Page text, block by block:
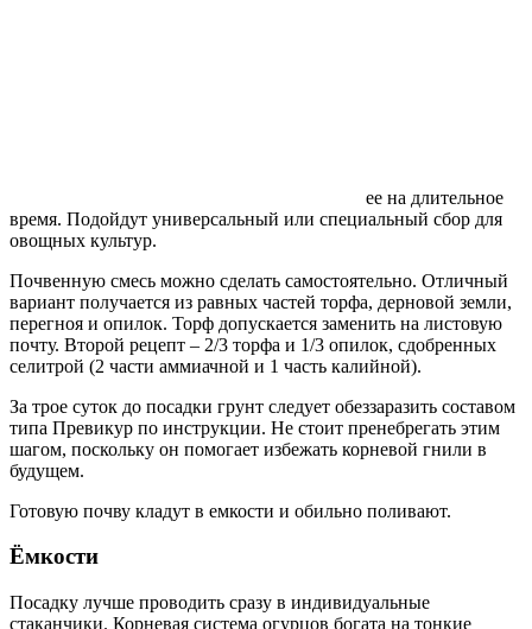
ее на длительное
время. Подойдут универсальный или специальный сбор для
овощных культур.
Почвенную смесь можно сделать самостоятельно. Отличный
вариант получается из равных частей торфа, дерновой земли,
перегноя и опилок. Торф допускается заменить на листовую
почту. Второй рецепт – 2/3 торфа и 1/3 опилок, сдобренных
селитрой (2 части аммиачной и 1 часть калийной).
За трое суток до посадки грунт следует обеззаразить составом
типа Превикур по инструкции. Не стоит пренебрегать этим
шагом, поскольку он помогает избежать корневой гнили в
будущем.
Готовую почву кладут в емкости и обильно поливают.
Ёмкости
Посадку лучше проводить сразу в индивидуальные
стаканчики. Корневая система огурцов богата на тонкие